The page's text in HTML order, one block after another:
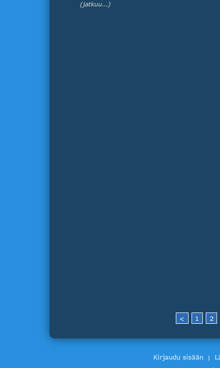
(jatkuu...)
< 1 2
Kirjaudu sisään